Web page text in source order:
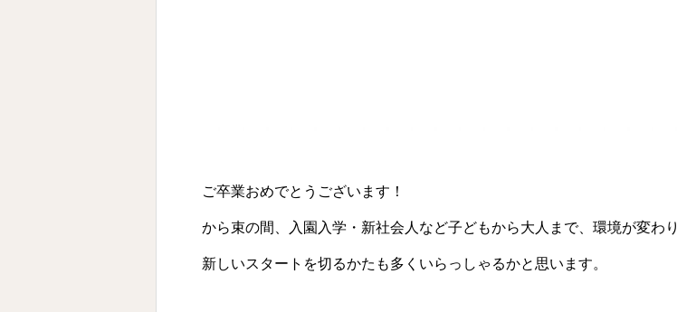
ご卒業おめでとうございます！
から束の間、入園入学・新社会人など子どもから大人まで、環境が変わり
新しいスタートを切るかたも多くいらっしゃるかと思います。